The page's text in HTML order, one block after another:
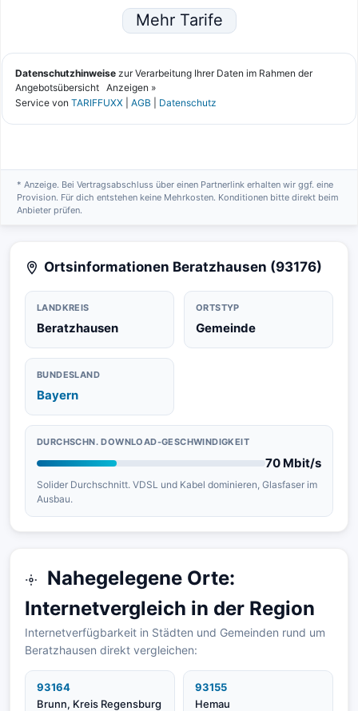
* Anzeige. Bei Vertragsabschluss über einen Partnerlink erhalten wir ggf. eine
Provision. Für dich entstehen keine Mehrkosten. Konditionen bitte direkt beim
Anbieter prüfen.
Ortsinformationen Beratzhausen (93176)
LANDKREIS
Beratzhausen
ORTSTYP
Gemeinde
BUNDESLAND
Bayern
DURCHSCHN. DOWNLOAD-GESCHWINDIGKEIT
70 Mbit/s
Solider Durchschnitt. VDSL und Kabel dominieren, Glasfaser im
Ausbau.
Nahegelegene Orte:
Internetvergleich in der Region
Internetverfügbarkeit in Städten und Gemeinden rund um
Beratzhausen direkt vergleichen:
93164
Brunn, Kreis Regensburg
93155
Hemau